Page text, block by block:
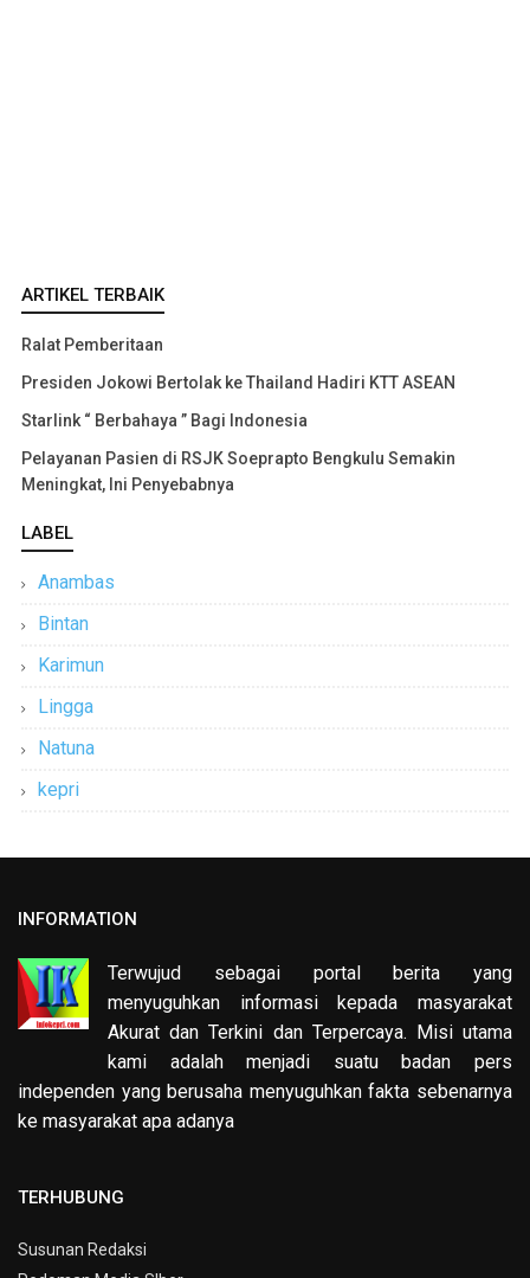
ARTIKEL TERBAIK
Ralat Pemberitaan
Presiden Jokowi Bertolak ke Thailand Hadiri KTT ASEAN
Starlink “ Berbahaya ” Bagi Indonesia
Pelayanan Pasien di RSJK Soeprapto Bengkulu Semakin
Meningkat, Ini Penyebabnya
LABEL
Anambas
Bintan
Karimun
Lingga
Natuna
kepri
INFORMATION
Terwujud sebagai portal berita yang
menyuguhkan informasi kepada masyarakat
Akurat dan Terkini dan Terpercaya. Misi utama
kami adalah menjadi suatu badan pers
independen yang berusaha menyuguhkan fakta sebenarnya
ke masyarakat apa adanya
TERHUBUNG
Susunan Redaksi